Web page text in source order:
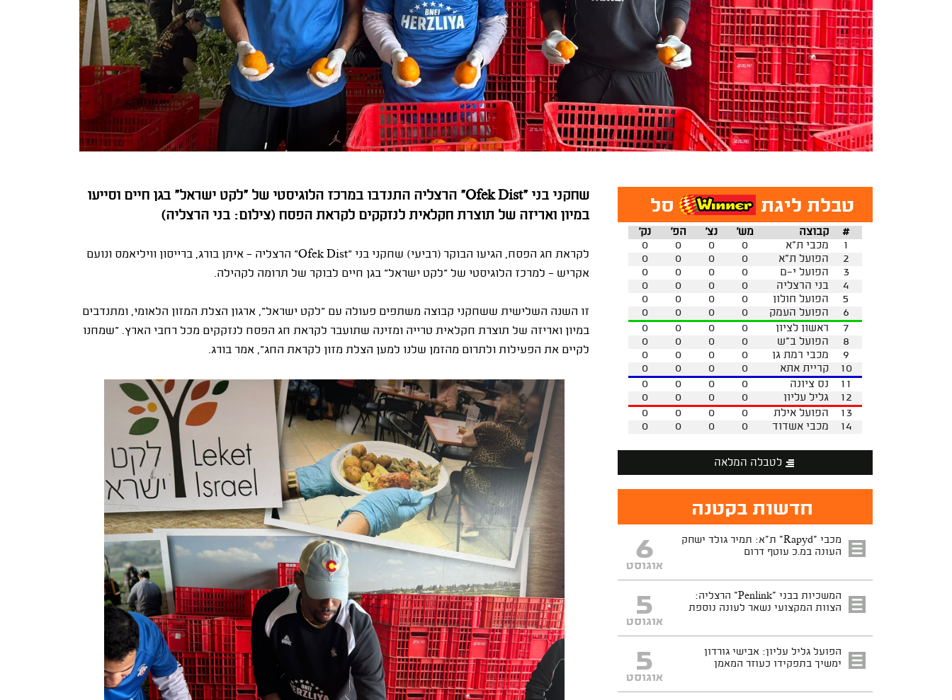
שחקני בני "Ofek Dist" הרצליה התנדבו במרכז הלוגיסטי של "לקט ישראל" בגן חיים וסייעו
במיון ואריזה של תוצרת חקלאית לנזקקים לקראת הפסח (צילום: בני הרצליה)
לקראת חג הפסח, הגיעו הבוקר (רביעי) שחקני בני "Ofek Dist" הרצליה - איתן בורג, ברייסון וויליאמס ונועם
אקריש - למרכז הלוגיסטי של "לקט ישראל" בגן חיים לבוקר של תרומה לקהילה.
זו השנה השלישית ששחקני קבוצה משתפים פעולה עם "לקט ישראל", ארגון הצלת המזון הלאומי, ומתנדבים
במיון ואריזה של תוצרת חקלאית טרייה ומזינה שתועבר לקראת חג הפסח לנזקקים מכל רחבי הארץ. "שמחנו
לקיים את הפעילות ולתרום מהזמן שלנו למען הצלת מזון לקראת החג", אמר בורג.
טבלת ליגת סל
נק' הפ' נצ' מש' קבוצה
#
0
0 0 0 מכבי ת"א
1
0
0 0 0 הפועל ת"א
2
0
0 0 0 הפועל י-ם
3
0
0 0 0 בני הרצליה
4
0
0 0 0 הפועל חולון
5
0
0 0 0 הפועל העמק
6
0
0 0 0 ראשון לציון
7
0
0 0 0 הפועל ב"ש
8
0
0 0 0 מכבי רמת גן
9
0
0 0 0 קריית אתא
10
0
0 0 0 נס ציונה
11
0
0 0 0 גליל עליון
12
0
0 0 0 הפועל אילת
13
0
0 0 0 מכבי אשדוד 14
לטבלה המלאה
חדשות בקטנה
מכבי "Rapyd" ת"א: תמיר גולד ישחק
העונה במ.כ עוטף דרום
6
אוגוסט
המשכיות בבני "Penlink" הרצליה:
הצוות המקצועי נשאר לעונה נוספת
5
אוגוסט
הפועל גליל עליון: אבישי גורדון
ימשיך בתפקידו כעוזר המאמן
5
אוגוסט